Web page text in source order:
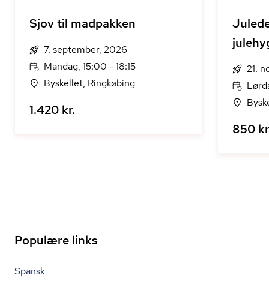
Sjov til madpakken
7. september, 2026
Mandag, 15:00 - 18:15
Byskellet, Ringkøbing
1.420 kr.
21.
850
Populære links
Spansk